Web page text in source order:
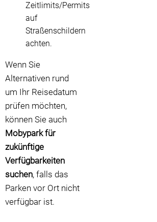
Zeitlimits/Permits
auf
Straßenschildern
achten.
Wenn Sie
Alternativen rund
um Ihr Reisedatum
prüfen möchten,
können Sie auch
Mobypark für
zukünftige
Verfügbarkeiten
suchen, falls das
Parken vor Ort nicht
verfügbar ist.